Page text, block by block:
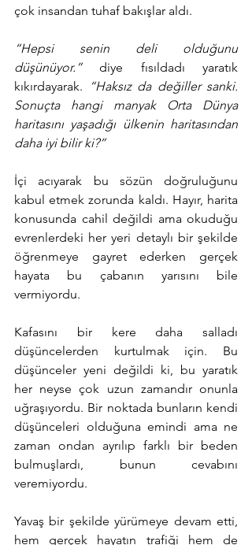
çok insandan tuhaf bakışlar aldı.
“Hepsi senin deli olduğunu
düşünüyor.” diye fısıldadı yaratık
kıkırdayarak.
“Haksız da değiller sanki.
Sonuçta hangi manyak Orta Dünya
haritasını yaşadığı ülkenin haritasından
daha iyi bilir ki?”
İçi acıyarak bu sözün doğruluğunu
kabul etmek zorunda kaldı. Hayır, harita
konusunda cahil değildi ama okuduğu
evrenlerdeki her yeri detaylı bir şekilde
öğrenmeye gayret ederken gerçek
hayata bu çabanın yarısını bile
vermiyordu.
Kafasını bir kere daha salladı
düşüncelerden kurtulmak için. Bu
düşünceler yeni değildi ki, bu yaratık
her neyse çok uzun zamandır onunla
uğraşıyordu. Bir noktada bunların kendi
düşünceleri olduğuna emindi ama ne
zaman ondan ayrılıp farklı bir beden
bulmuşlardı, bunun cevabını
veremiyordu.
Yavaş bir şekilde yürümeye devam etti,
hem gerçek hayatın trafiği hem de